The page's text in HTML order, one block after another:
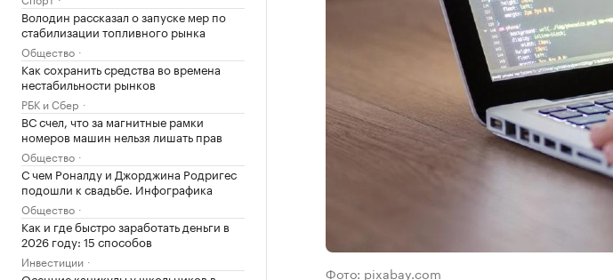
Володин рассказал о запуске мер по
стабилизации топливного рынка
Общество
Как сохранить средства во времена
нестабильности рынков
РБК и Сбер
ВС счел, что за магнитные рамки
номеров машин нельзя лишать прав
Общество
С чем Роналду и Джорджина Родригес
подошли к свадьбе. Инфографика
Общество
Как и где быстро заработать деньги в
2026 году: 15 способов
Инвестиции
Фото: pixabay.com